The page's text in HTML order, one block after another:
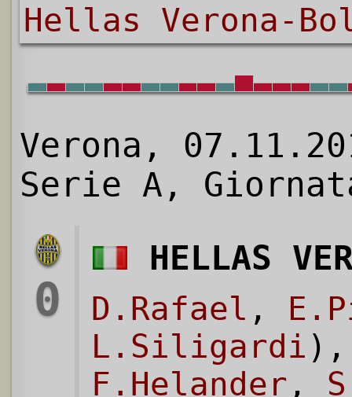
Hellas Verona-
Verona,
Serie A,
0
HELLAS
D.Rafael ,
L.Siligardi
F.Helander ,